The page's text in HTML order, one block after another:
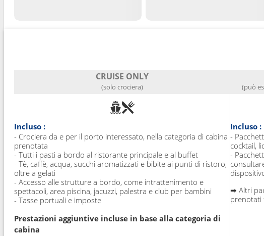
CRUISE ONLY
(solo crociera)
Incluso :
- Crociera da e per il porto interessato, nella categoria di cabina
prenotata
- Tutti i pasti a bordo al ristorante principale e al buffet
- Tè, caffè, acqua, succhi aromatizzati e bibite ai punti di ristoro,
oltre a gelati
- Accesso alle strutture a bordo, come intrattenimento e
spettacoli, area piscina, jacuzzi, palestra e club per bambini
- Tasse portuali e imposte
Prestazioni aggiuntive incluse in base alla categoria di
cabina
(può
Incluso :
-
cocktail,
-
➡ Altri
prenotati